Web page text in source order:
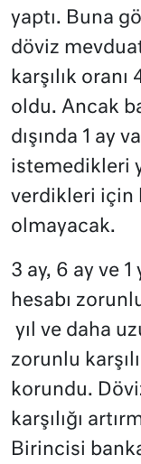
yaptı. Buna
döviz
karşılık
oldu. Ancak
dışında 1 ay
istemedikleri
verdikleri için
olmayacak.
3 ay, 6 ay ve
hesabı
yıl ve daha
zorunlu
korundu.
karşılığı
Birincisi